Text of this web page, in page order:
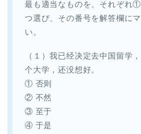
最も適当なものを、それぞれ
つ選び、その番号を解答欄に
い。
（１）我已经决定去中国留
个大学，还没想好。
① 否则
② 不然
③ 至于
④ 于是